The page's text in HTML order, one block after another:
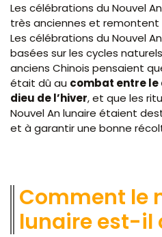
Les célébrations du Nouvel
très anciennes et remontent
Les célébrations du Nouvel
basées sur les cycles
anciens Chinois pensaient
était dû au combat entre le
dieu de l’hiver, et que les
Nouvel An lunaire étaient
et à garantir une bonne
Comment le
lunaire est-il